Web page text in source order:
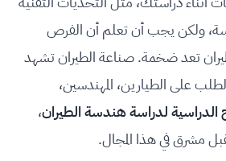
ولكن يجب أن تعلم أن الفرص
تعد ضخمة. صناعة الطيران تشهد
على الطيارين، المهندسين،
الدراسية لدراسة هندسة الطيران،
مشرق في هذا المجال.